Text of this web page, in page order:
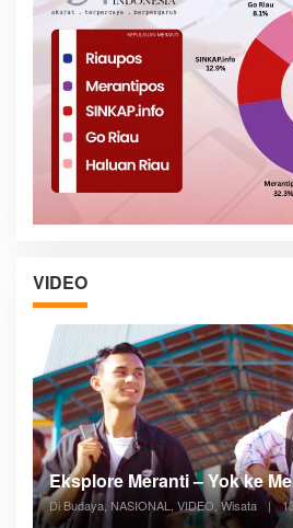
VIDEO
Posyandu Melayani Semua
Di ADVERTORIAL, Kesehatan, VIDEO